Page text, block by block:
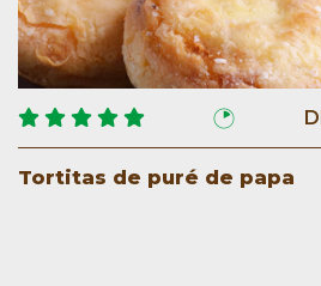
Tortitas de puré de papa